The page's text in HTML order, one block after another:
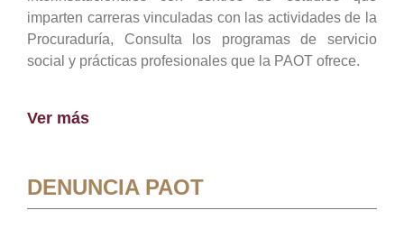
imparten carreras vinculadas con las actividades de la
Procuraduría, Consulta los programas de servicio
social y prácticas profesionales que la PAOT ofrece.
Ver más
DENUNCIA PAOT